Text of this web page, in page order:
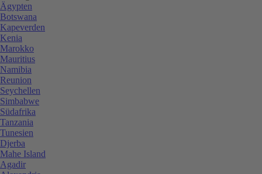
Ägypten
Botswana
Kapeverden
Kenia
Marokko
Mauritius
Namibia
Reunion
Seychellen
Simbabwe
Südafrika
Tanzania
Tunesien
Djerba
Mahe Island
Agadir